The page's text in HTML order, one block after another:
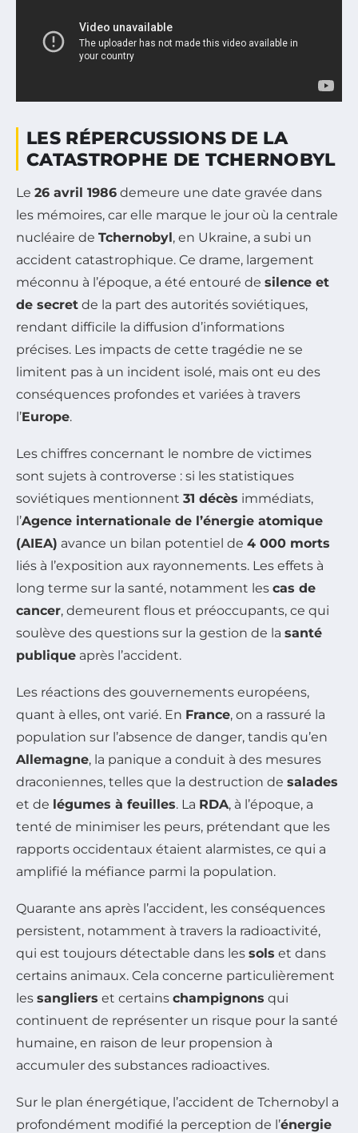
LES RÉPERCUSSIONS DE LA
CATASTROPHE DE TCHERNOBYL
Le 26 avril 1986 demeure une date gravée dans
les mémoires, car elle marque le jour où la centrale
nucléaire de Tchernobyl, en Ukraine, a subi un
accident catastrophique. Ce drame, largement
méconnu à l’époque, a été entouré de silence et
de secret de la part des autorités soviétiques,
rendant difficile la diffusion d’informations
précises. Les impacts de cette tragédie ne se
limitent pas à un incident isolé, mais ont eu des
conséquences profondes et variées à travers
l’Europe.
Les chiffres concernant le nombre de victimes
sont sujets à controverse : si les statistiques
soviétiques mentionnent 31 décès immédiats,
l’Agence internationale de l’énergie atomique
(AIEA) avance un bilan potentiel de 4 000 morts
liés à l’exposition aux rayonnements. Les effets à
long terme sur la santé, notamment les cas de
cancer, demeurent flous et préoccupants, ce qui
soulève des questions sur la gestion de la santé
publique après l’accident.
Les réactions des gouvernements européens,
quant à elles, ont varié. En France, on a rassuré la
population sur l’absence de danger, tandis qu’en
Allemagne, la panique a conduit à des mesures
draconiennes, telles que la destruction de salades
et de légumes à feuilles. La RDA, à l’époque, a
tenté de minimiser les peurs, prétendant que les
rapports occidentaux étaient alarmistes, ce qui a
amplifié la méfiance parmi la population.
Quarante ans après l’accident, les conséquences
persistent, notamment à travers la radioactivité,
qui est toujours détectable dans les sols et dans
certains animaux. Cela concerne particulièrement
les sangliers et certains champignons qui
continuent de représenter un risque pour la santé
humaine, en raison de leur propension à
accumuler des substances radioactives.
Sur le plan énergétique, l’accident de Tchernobyl a
profondément modifié la perception de l’énergie